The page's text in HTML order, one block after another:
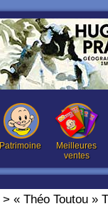
Patrimoine
Meilleures
ventes
> « Théo Toutou »